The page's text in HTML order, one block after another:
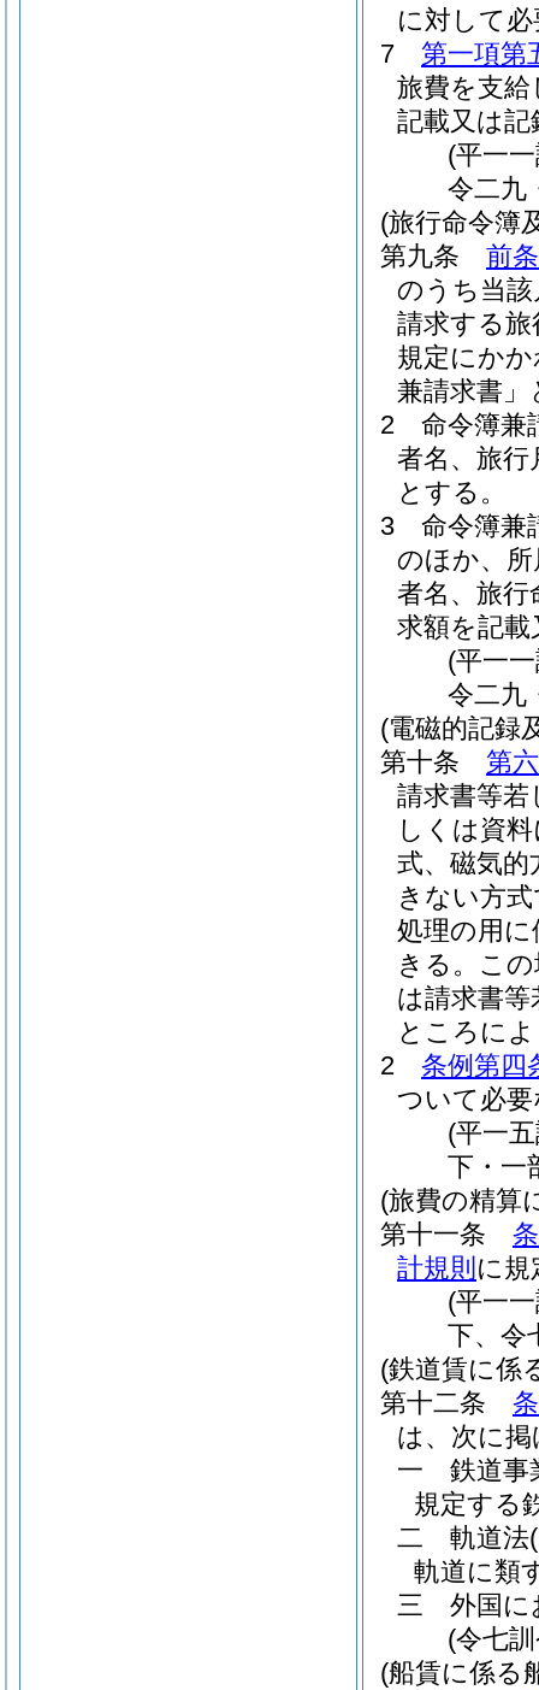
に対して
7
第一項第
旅費を支
記載又は
(平一
令二九
(旅行命令簿
第九条
前
のうち当
請求する
規定にか
兼請求書」
2
命令簿兼
者名、旅行
とする。
3
命令簿兼
のほか、所
者名、旅
求額を記
(平一
令二九
(電磁的記録
第十条
第
請求書等若
しくは資
式、磁気
きない方
処理の用
きる。 こ
は請求書
ところに
2
条例第四
ついて必
(平一
下・一
(旅費の精算
第十一条
計規則 に
(平一
下、令
(鉄道賃に係
第十二条
は、次に
一
鉄道事
規定する
二
軌道法
軌道に類
三
外国に
(令七
(船賃に係る